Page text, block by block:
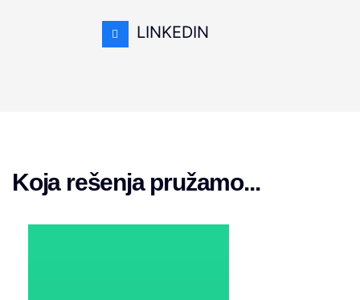
LINKEDIN
Koja rešenja pružamo...